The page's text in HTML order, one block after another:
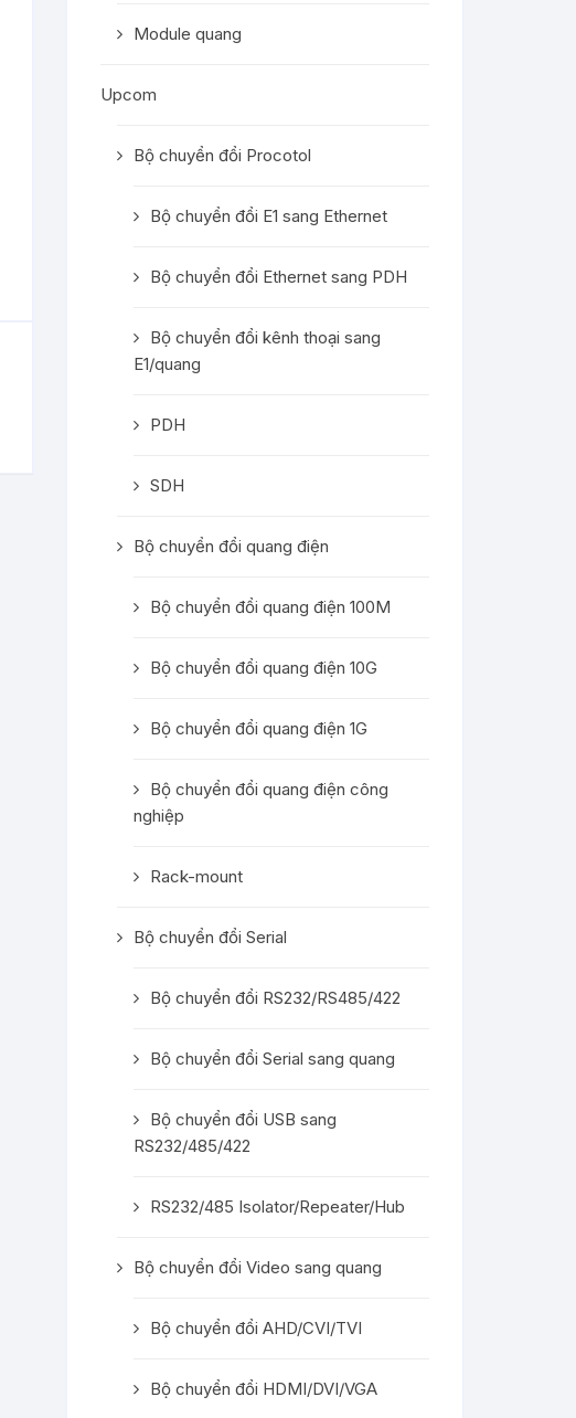
Module quang
Upcom
Bộ chuyển đổi Procotol
Bộ chuyển đổi E1 sang Ethernet
Bộ chuyển đổi Ethernet sang PDH
Bộ chuyển đổi kênh thoại sang
E1/quang
PDH
SDH
Bộ chuyển đổi quang điện
Bộ chuyển đổi quang điện 100M
Bộ chuyển đổi quang điện 10G
Bộ chuyển đổi quang điện 1G
Bộ chuyển đổi quang điện công
nghiệp
Rack-mount
Bộ chuyển đổi Serial
Bộ chuyển đổi RS232/RS485/422
Bộ chuyển đổi Serial sang quang
Bộ chuyển đổi USB sang
RS232/485/422
RS232/485 Isolator/Repeater/Hub
Bộ chuyển đổi Video sang quang
Bộ chuyển đổi AHD/CVI/TVI
Bộ chuyển đổi HDMI/DVI/VGA